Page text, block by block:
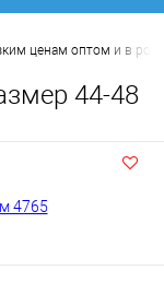
ценам оптом и в
44-48